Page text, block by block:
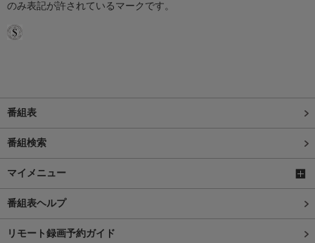
のみ表記が許されているマークです。
番組表
番組検索
マイメニュー
番組表ヘルプ
リモート録画予約ガイド